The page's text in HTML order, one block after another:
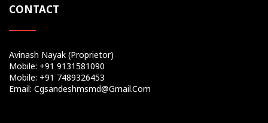
CONTACT
Avinash Nayak (Proprietor)
Mobile: +91 9131581090
Mobile: +91 7489326453
Email: Cgsandeshmsmd@gmail.com